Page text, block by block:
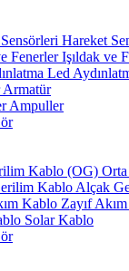
Hareket
Işıldak ve
Led
Armatür
Ampuller
Alçak
Zayıf
Solar Kablo